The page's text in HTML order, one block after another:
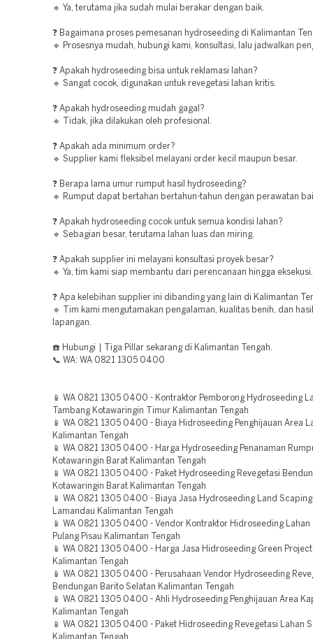
🔹 Ya, terutama jika sudah mulai berakar dengan baik.
❓ Bagaimana proses pemesanan hydroseeding di Kalimantan
🔹 Prosesnya mudah, hubungi kami, konsultasi, lalu jadwalkan
❓ Apakah hydroseeding bisa untuk reklamasi lahan?
🔹 Sangat cocok, digunakan untuk revegetasi lahan kritis.
❓ Apakah hydroseeding mudah gagal?
🔹 Tidak, jika dilakukan oleh profesional.
❓ Apakah ada minimum order?
🔹 Supplier kami fleksibel melayani order kecil maupun besar.
❓ Berapa lama umur rumput hasil hydroseeding?
🔹 Rumput dapat bertahan bertahun-tahun dengan perawatan
❓ Apakah hydroseeding cocok untuk semua kondisi lahan?
🔹 Sebagian besar, terutama lahan luas dan miring.
❓ Apakah supplier ini melayani konsultasi proyek besar?
🔹 Ya, tim kami siap membantu dari perencanaan hingga eksekusi.
❓ Apa kelebihan supplier ini dibanding yang lain di Kalimantan
🔹 Tim kami mengutamakan pengalaman, kualitas benih, dan
lapangan.
☎️ Hubungi | Tiga Pillar sekarang di Kalimantan Tengah.
📞 WA: WA 0821 1305 0400
📱 WA 0821 1305 0400 - Kontraktor Pemborong Hydroseeding
Tambang Kotawaringin Timur Kalimantan Tengah
📱 WA 0821 1305 0400 - Biaya Hidroseeding Penghijauan Area
Kalimantan Tengah
📱 WA 0821 1305 0400 - Harga Hydroseeding Penanaman
Kotawaringin Barat Kalimantan Tengah
📱 WA 0821 1305 0400 - Paket Hydroseeding Revegetasi
Kotawaringin Barat Kalimantan Tengah
📱 WA 0821 1305 0400 - Biaya Jasa Hydroseeding Land
Lamandau Kalimantan Tengah
📱 WA 0821 1305 0400 - Vendor Kontraktor Hidroseeding Lahan
Pulang Pisau Kalimantan Tengah
📱 WA 0821 1305 0400 - Harga Jasa Hidroseeding Green
Kalimantan Tengah
📱 WA 0821 1305 0400 - Perusahaan Vendor Hydroseeding
Bendungan Barito Selatan Kalimantan Tengah
📱 WA 0821 1305 0400 - Ahli Hydroseeding Penghijauan Area
Kalimantan Tengah
📱 WA 0821 1305 0400 - Paket Hidroseeding Revegetasi Lahan
Kalimantan Tengah